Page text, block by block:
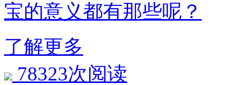
宝的意义都有那些呢？
了解更多
78323次阅读